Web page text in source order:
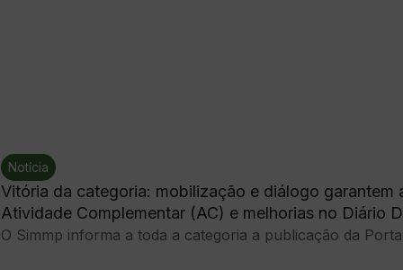
Notícia
Vitória da categoria: mobilização e diálogo garantem
Atividade Complementar (AC) e melhorias no Diário
O Simmp informa a toda a categoria a publicação da